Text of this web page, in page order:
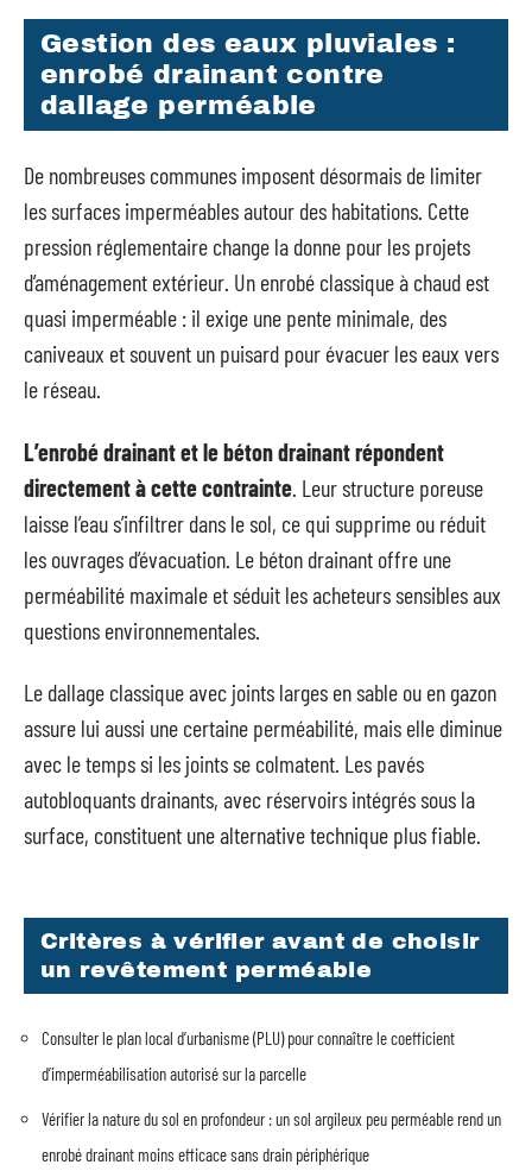
Gestion des eaux pluviales :
enrobé drainant contre
dallage perméable
De nombreuses communes imposent désormais de limiter
les surfaces imperméables autour des habitations. Cette
pression réglementaire change la donne pour les projets
d’aménagement extérieur. Un enrobé classique à chaud est
quasi imperméable : il exige une pente minimale, des
caniveaux et souvent un puisard pour évacuer les eaux vers
le réseau.
L’enrobé drainant et le béton drainant répondent
directement à cette contrainte . Leur structure poreuse
laisse l’eau s’infiltrer dans le sol, ce qui supprime ou réduit
les ouvrages d’évacuation. Le béton drainant offre une
perméabilité maximale et séduit les acheteurs sensibles aux
questions environnementales.
Le dallage classique avec joints larges en sable ou en gazon
assure lui aussi une certaine perméabilité, mais elle diminue
avec le temps si les joints se colmatent. Les pavés
autobloquants drainants, avec réservoirs intégrés sous la
surface, constituent une alternative technique plus fiable.
Critères à vérifier avant de choisir
un revêtement perméable
Consulter le plan local d’urbanisme (PLU) pour connaître le coefficient
d’imperméabilisation autorisé sur la parcelle
Vérifier la nature du sol en profondeur : un sol argileux peu perméable rend un
enrobé drainant moins efficace sans drain périphérique